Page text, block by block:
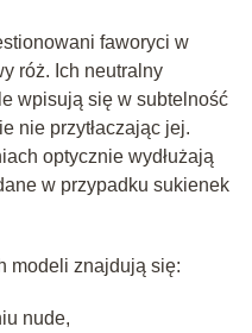
faworyci w
róż. Ich neutralny
wpisują się w subtelność
nie przytłaczając jej.
optycznie wydłużają
w przypadku sukienek
modeli znajdują się:
nude,